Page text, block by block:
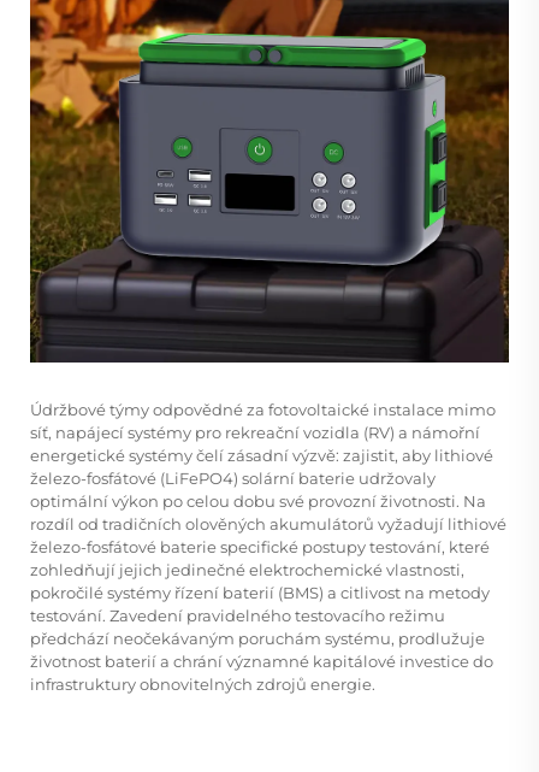
Údržbové týmy odpovědné za fotovoltaické instalace mimo
síť, napájecí systémy pro rekreační vozidla (RV) a námořní
energetické systémy čelí zásadní výzvě: zajistit, aby lithiové
železo-fosfátové (LiFePO4) solární baterie udržovaly
optimální výkon po celou dobu své provozní životnosti. Na
rozdíl od tradičních olověných akumulátorů vyžadují lithiové
železo-fosfátové baterie specifické postupy testování, které
zohledňují jejich jedinečné elektrochemické vlastnosti,
pokročilé systémy řízení baterií (BMS) a citlivost na metody
testování. Zavedení pravidelného testovacího režimu
předchází neočekávaným poruchám systému, prodlužuje
životnost baterií a chrání významné kapitálové investice do
infrastruktury obnovitelných zdrojů energie.